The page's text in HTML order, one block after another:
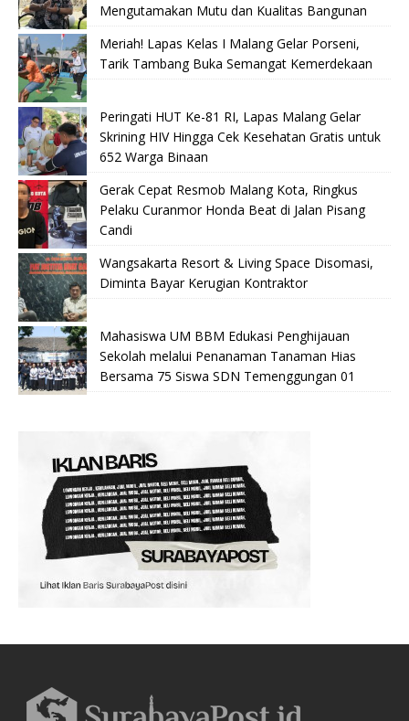
Mengutamakan Mutu dan Kualitas Bangunan
Meriah! Lapas Kelas I Malang Gelar Porseni,
Tarik Tambang Buka Semangat Kemerdekaan
Peringati HUT Ke-81 RI, Lapas Malang Gelar
Skrining HIV Hingga Cek Kesehatan Gratis untuk
652 Warga Binaan
Gerak Cepat Resmob Malang Kota, Ringkus
Pelaku Curanmor Honda Beat di Jalan Pisang
Candi
Wangsakarta Resort & Living Space Disomasi,
Diminta Bayar Kerugian Kontraktor
Mahasiswa UM BBM Edukasi Penghijauan
Sekolah melalui Penanaman Tanaman Hias
Bersama 75 Siswa SDN Temenggungan 01